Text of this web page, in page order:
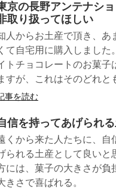
京の長野アンテナシ
取り扱ってほしい
人からお土産で頂き、あ
て自宅用に購入しました
トチョコレートのお菓子
すが、これはそのどれと
事を読む
信を持ってあげられ
くから来た人たちに、自
られる土産として良いと
には、菓子の大きさが負
きさで喜ばれ